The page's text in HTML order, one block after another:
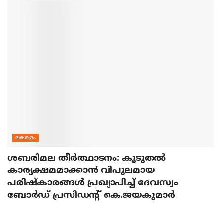
കേരളം
ശബരിമല തീര്‍ത്ഥാടനം: കൂടുതല്‍
കാര്യക്ഷമമാക്കാന്‍ വിപുലമായ
പരിഷ്‌കാരങ്ങള്‍ പ്രഖ്യാപിച്ച് ദേവസ്വം
ബോര്‍ഡ് പ്രസിഡന്റ് കെ.ജയകുമാര്‍